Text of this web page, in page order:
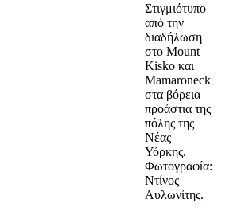
Στιγμιότυπο
από την
διαδήλωση
στο Mount
Kisko και
Mamaroneck
στα βόρεια
προάστια της
πόλης της
Νέας
Υόρκης.
Φωτογραφία:
Ντίνος
Αυλωνίτης.